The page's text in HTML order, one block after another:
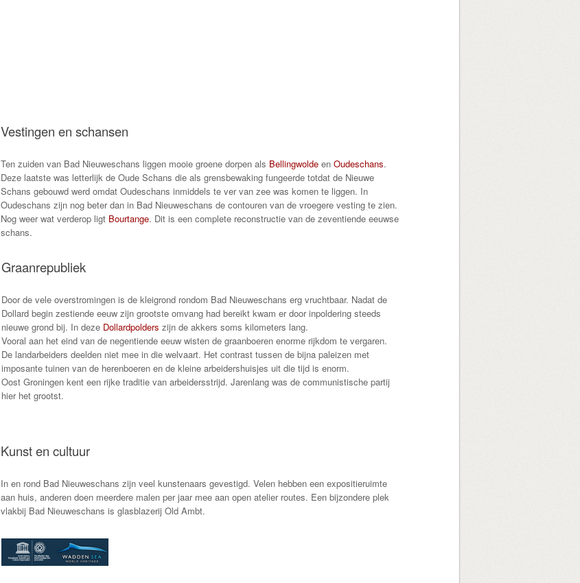
Vestingen en schansen
Ten zuiden van Bad Nieuweschans liggen mooie groene dorpen als Bellingwolde enOudeschans.
Deze laatste was letterlijk de Oude Schans die als grensbewaking fungeerde totdat de Nieuwe
Schans gebouwd werd omdat Oudeschans inmiddels te ver van zee was komen te liggen. In
Oudeschans zijn nog beter dan in Bad Nieuweschans de contouren van de vroegere vesting te zien.
Nog weer wat verderop ligt Bourtange. Dit is een complete reconstructie van de zeventiende eeuwse
schans.
Graanrepubliek
Door de vele overstromingen is de kleigrond rondom Bad Nieuweschans erg vruchtbaar. Nadat de
Dollard begin zestiende eeuw zijn grootste omvang had bereikt kwam er door inpoldering steeds
nieuwe grond bij. In deze Dollardpolders zijn de akkers soms kilometers lang.
Vooral aan het eind van de negentiende eeuw wisten de graanboeren enorme rijkdom te vergaren.
De landarbeiders deelden niet mee in die welvaart. Het contrast tussen de bijna paleizen met
imposante tuinen van de herenboeren en de kleine arbeidershuisjes uit die tijd is enorm.
Oost Groningen kent een rijke traditie van arbeidersstrijd. Jarenlang was de communistische partij
hier het grootst.
Kunst en cultuur
In en rond Bad Nieuweschans zijn veel kunstenaars gevestigd. Velen hebben een expositieruimte
aan huis, anderen doen meerdere malen per jaar mee aan open atelier routes. Een bijzondere plek
vlakbij Bad Nieuweschans is glasblazerij Old Ambt.